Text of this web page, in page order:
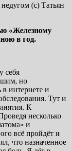
(с) Татьян
«Железному
в год.
себя
но
в интернете и
Тут и
К
несколько
и
всё пройдёт и
что назначенное